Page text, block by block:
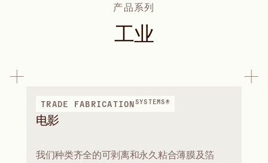
产品系列
工业
TRADE FABRICATIONSYSTEMS®
电影
我们种类齐全的可剥离和永久粘合薄膜及箔